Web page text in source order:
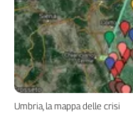
Ambiente
Diritti
Welfare
Italia
Internazionale
Culture
Umbria, la mappa delle crisi